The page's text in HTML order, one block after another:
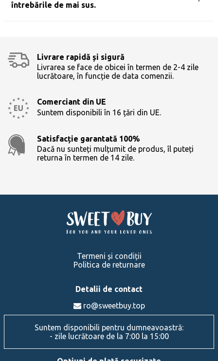
întrebările de mai sus.
Livrare rapidă și sigură
Livrarea se face de obicei în termen de 2-4 zile
lucrătoare, în funcție de data comenzii.
Comerciant din UE
Suntem disponibili în 16 țări din UE.
Satisfacție garantată 100%
Dacă nu sunteți mulțumit de produs, îl puteți
returna în termen de 14 zile.
Termeni și condiții
Politica de returnare
Detalii de contact
ro@sweetbuy.top
Suntem disponibili pentru dumneavoastră:
- zile lucrătoare de la 7:00 la 15:00